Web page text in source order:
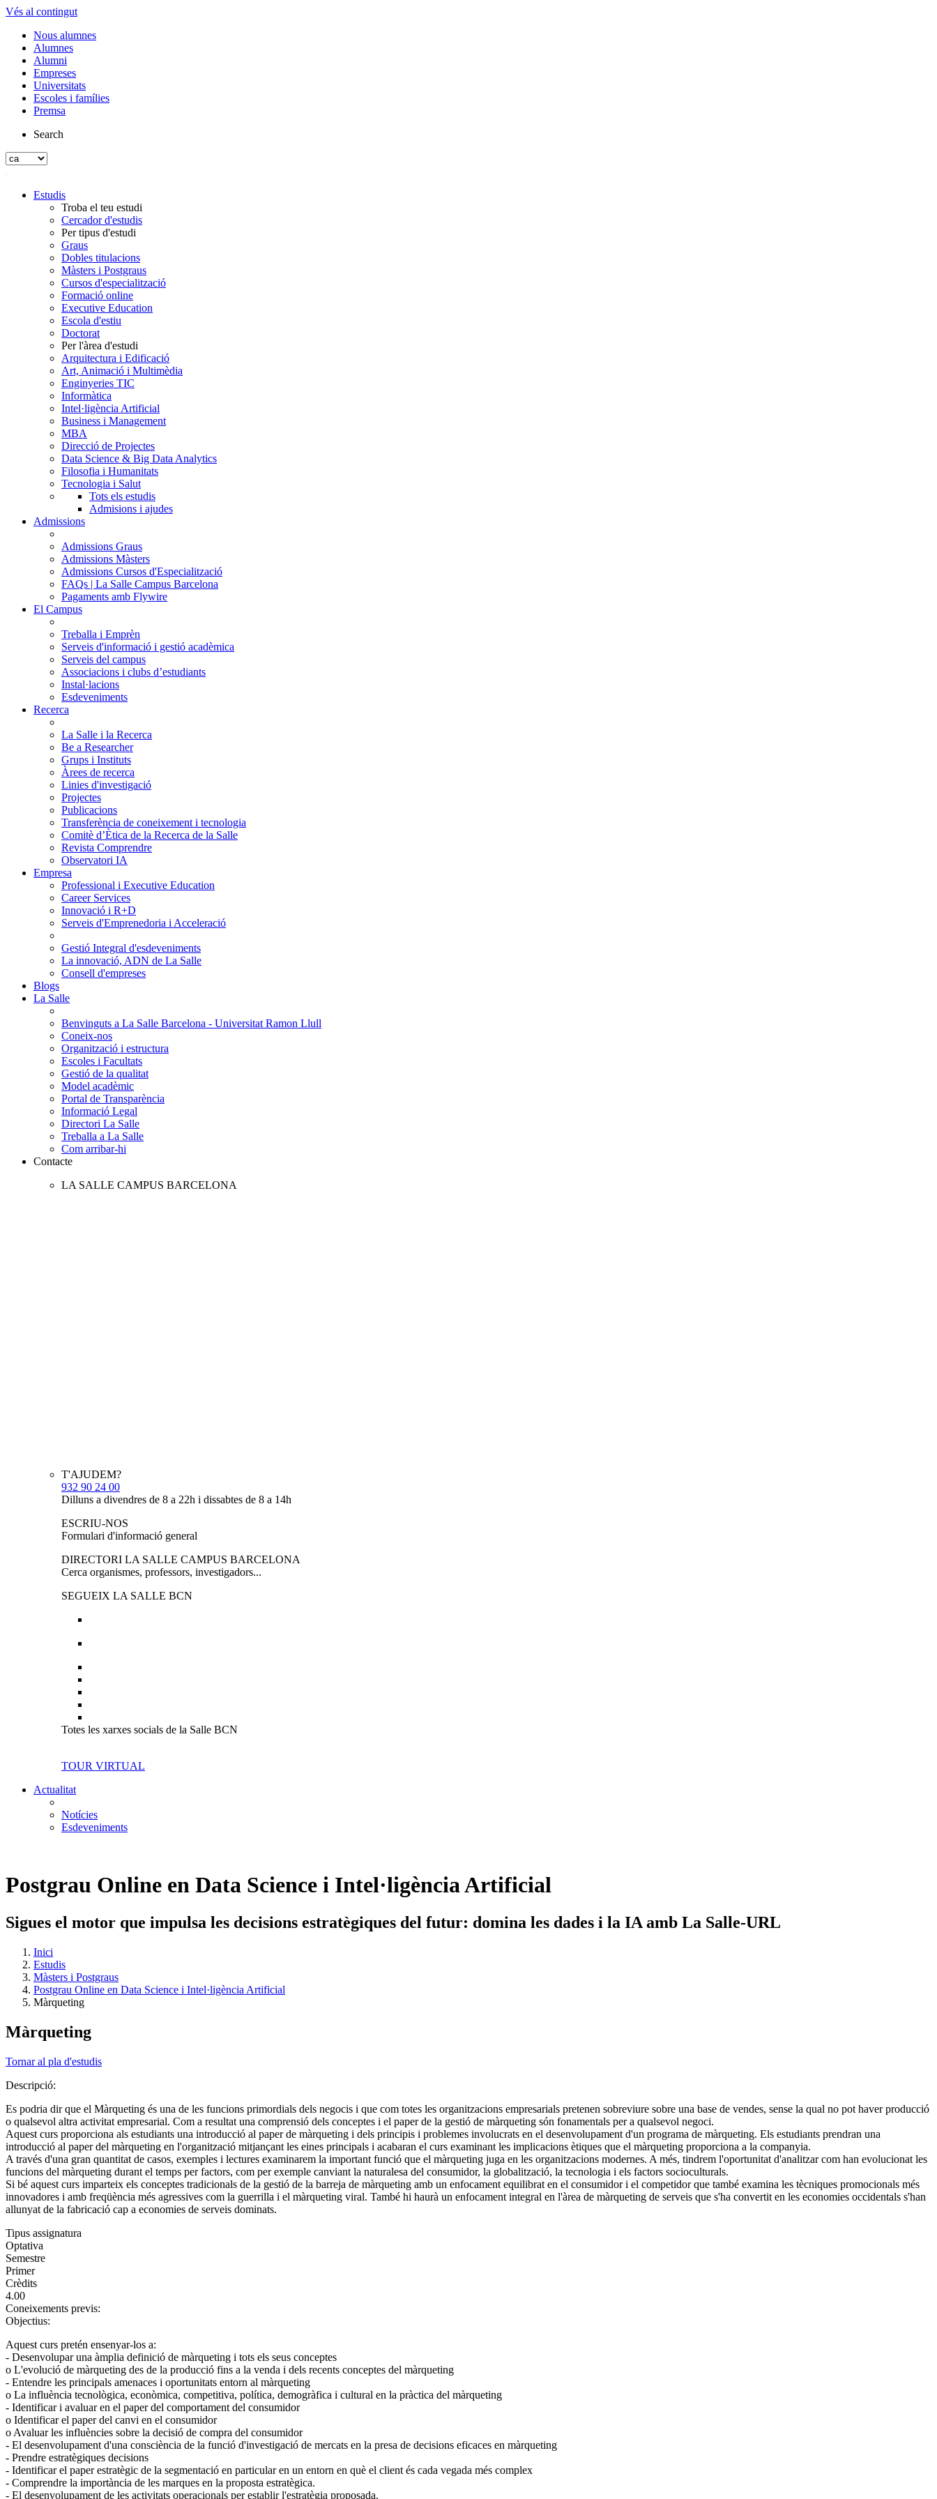
Vés al contingut
Nous alumnes
Alumnes
Alumni
Empreses
Universitats
Escoles i famílies
Premsa
Search
Estudis
Troba el teu estudi
Cercador d'estudis
Per tipus d'estudi
Graus
Dobles titulacions
Màsters i Postgraus
Cursos d'especialització
Formació online
Executive Education
Escola d'estiu
Doctorat
Per l'àrea d'estudi
Arquitectura i Edificació
Art, Animació i Multimèdia
Enginyeries TIC
Informàtica
Intel·ligència Artificial
Business i Management
MBA
Direcció de Projectes
Data Science & Big Data Analytics
Filosofia i Humanitats
Tecnologia i Salut
Tots els estudis
Admisions i ajudes
Admissions
Admissions Graus
Admissions Màsters
Admissions Cursos d'Especialització
FAQs | La Salle Campus Barcelona
Pagaments amb Flywire
El Campus
Treballa i Emprèn
Serveis d'informació i gestió acadèmica
Serveis del campus
Associacions i clubs d’estudiants
Instal·lacions
Esdeveniments
Recerca
La Salle i la Recerca
Be a Researcher
Grups i Instituts
Àrees de recerca
Linies d'investigació
Projectes
Publicacions
Transferència de coneixement i tecnologia
Comitè d’Ètica de la Recerca de la Salle
Revista Comprendre
Observatori IA
Empresa
Professional i Executive Education
Career Services
Innovació i R+D
Serveis d'Emprenedoria i Acceleració
Gestió Integral d'esdeveniments
La innovació, ADN de La Salle
Consell d'empreses
Blogs
La Salle
Benvinguts a La Salle Barcelona - Universitat Ramon Llull
Coneix-nos
Organització i estructura
Escoles i Facultats
Gestió de la qualitat
Model acadèmic
Portal de Transparència
Informació Legal
Directori La Salle
Treballa a La Salle
Com arribar-hi
Contacte
LA SALLE CAMPUS BARCELONA
T'AJUDEM?
932 90 24 00
Dilluns a divendres de 8 a 22h i dissabtes de 8 a 14h
ESCRIU-NOS
Formulari d'informació general
DIRECTORI LA SALLE CAMPUS BARCELONA
Cerca organismes, professors, investigadors...
SEGUEIX LA SALLE BCN
Totes les xarxes socials de la Salle BCN
TOUR VIRTUAL
Actualitat
Notícies
Esdeveniments
Postgrau Online en Data Science i Intel·ligència Artificial
Sigues el motor que impulsa les decisions estratègiques del futur: domina les dades i la IA amb La Salle-URL
Inici
Estudis
Màsters i Postgraus
Postgrau Online en Data Science i Intel·ligència Artificial
Màrqueting
Màrqueting
Tornar al pla d'estudis
Descripció:
Es podria dir que el Màrqueting és una de les funcions primordials dels negocis i que com totes les organitzacions empresarials pretenen sobreviure sobre una base de vendes, sense la qual no pot haver producció
o qualsevol altra activitat empresarial. Com a resultat una comprensió dels conceptes i el paper de la gestió de màrqueting són fonamentals per a qualsevol negoci.
Aquest curs proporciona als estudiants una introducció al paper de màrqueting i dels principis i problemes involucrats en el desenvolupament d'un programa de màrqueting. Els estudiants prendran una
introducció al paper del màrqueting en l'organització mitjançant les eines principals i acabaran el curs examinant les implicacions ètiques que el màrqueting proporciona a la companyia.
A través d'una gran quantitat de casos, exemples i lectures examinarem la important funció que el màrqueting juga en les organitzacions modernes. A més, tindrem l'oportunitat d'analitzar com han evolucionat les
funcions del màrqueting durant el temps per factors, com per exemple canviant la naturalesa del consumidor, la globalització, la tecnologia i els factors socioculturals.
Si bé aquest curs imparteix els conceptes tradicionals de la gestió de la barreja de màrqueting amb un enfocament equilibrat en el consumidor i el competidor que també examina les tècniques promocionals més
innovadores i amb freqüència més agressives com la guerrilla i el màrqueting viral. També hi haurà un enfocament integral en l'àrea de màrqueting de serveis que s'ha convertit en les economies occidentals s'han
allunyat de la fabricació cap a economies de serveis dominats.
Tipus assignatura
Optativa
Semestre
Primer
Crèdits
4.00
Coneixements previs:
Objectius:
Aquest curs pretén ensenyar-los a:
- Desenvolupar una àmplia definició de màrqueting i tots els seus conceptes
o L'evolució de màrqueting des de la producció fins a la venda i dels recents conceptes del màrqueting
- Entendre les principals amenaces i oportunitats entorn al màrqueting
o La influència tecnològica, econòmica, competitiva, política, demogràfica i cultural en la pràctica del màrqueting
- Identificar i avaluar en el paper del comportament del consumidor
o Identificar el paper del canvi en el consumidor
o Avaluar les influències sobre la decisió de compra del consumidor
- El desenvolupament d'una consciència de la funció d'investigació de mercats en la presa de decisions eficaces en màrqueting
- Prendre estratègiques decisions
- Identificar el paper estratègic de la segmentació en particular en un entorn en què el client és cada vegada més complex
- Comprendre la importància de les marques en la proposta estratègica.
- El desenvolupament de les activitats operacionals per establir l'estratègia proposada.